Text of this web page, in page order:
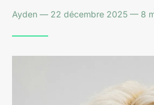
Ayden — 22 décembre 2025 — 8